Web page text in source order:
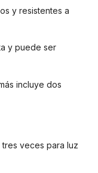
y resistentes a
y puede ser
incluye dos
veces para luz